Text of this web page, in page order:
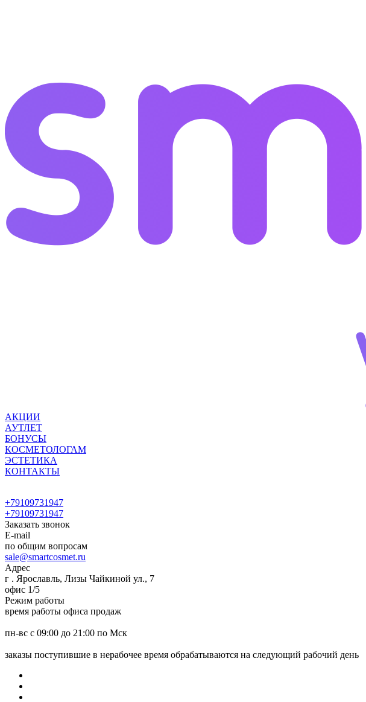
АКЦИИ
АУТЛЕТ
БОНУСЫ
КОСМЕТОЛОГАМ
ЭСТЕТИКА
КОНТАКТЫ
+79109731947
+79109731947
Заказать звонок
E-mail
по общим вопросам
sale@smartcosmet.ru
Адрес
г . Ярославль, Лизы Чайкиной ул., 7
офис 1/5
Режим работы
время работы офиса продаж
пн-вс с 09:00 до 21:00 по Мск
заказы поступившие в нерабочее время обрабатываются на следующий рабочий день